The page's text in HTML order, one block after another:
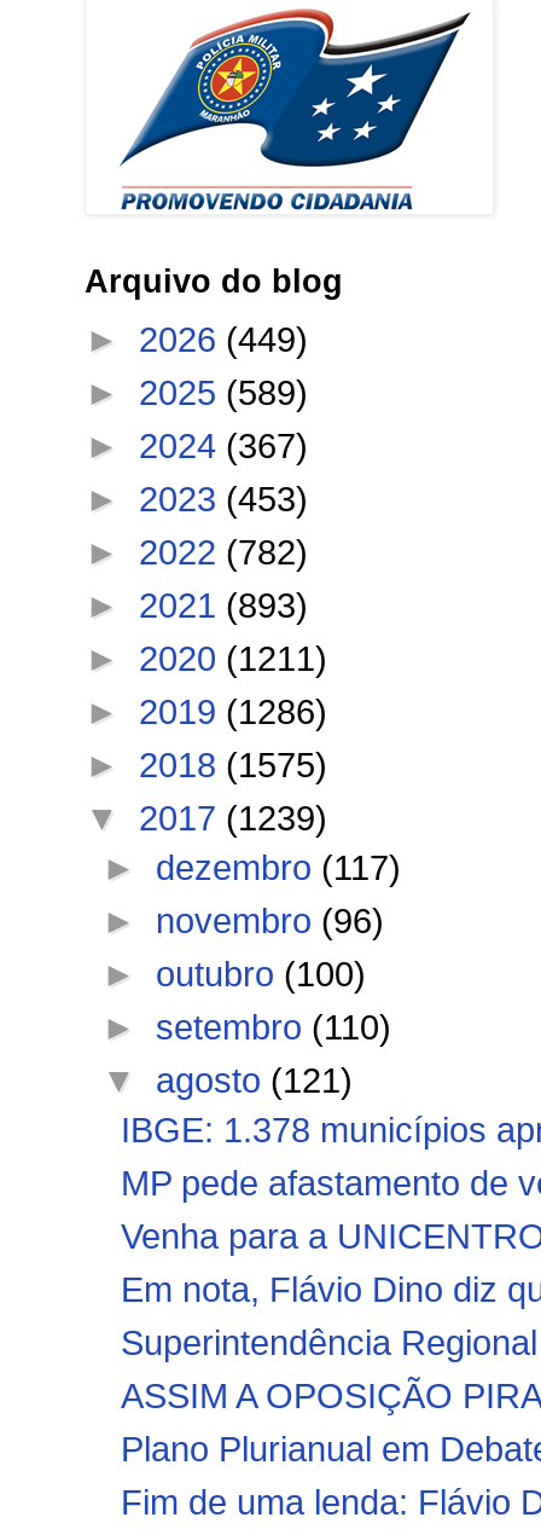
Arquivo do blog
► 2026 (449)
► 2025 (589)
► 2024 (367)
► 2023 (453)
► 2022 (782)
► 2021 (893)
► 2020 (1211)
► 2019 (1286)
► 2018 (1575)
▼ 2017 (1239)
► dezembro (117)
► novembro (96)
► outubro (100)
► setembro (110)
▼ agosto (121)
IBGE: 1.378 municípios
MP pede afastamento de
Venha para a
Em nota, Flávio Dino diz
Superintendência
ASSIM A OPOSIÇÃO
Plano Plurianual em
Fim de uma lenda: Flávio